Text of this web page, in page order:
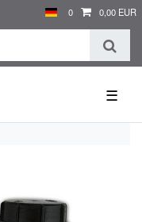
0 0,00 EUR
☰